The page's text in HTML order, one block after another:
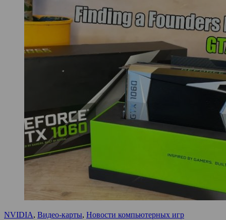
NVIDIA, Видео-карты, Новости компьютерных игр